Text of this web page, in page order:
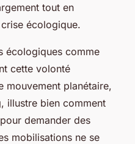
tout en
écologique.
écologiques comme
cette volonté
mouvement planétaire,
illustre bien comment
demander des
mobilisations ne se